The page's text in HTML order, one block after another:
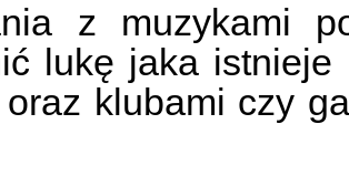
z muzykami
lukę jaka
klubami czy